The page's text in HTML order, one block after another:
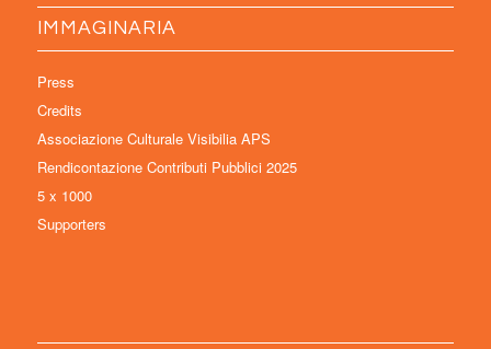
IMMAGINARIA
Press
Credits
Associazione Culturale Visibilia APS
Rendicontazione Contributi Pubblici 2025
5 x 1000
Supporters